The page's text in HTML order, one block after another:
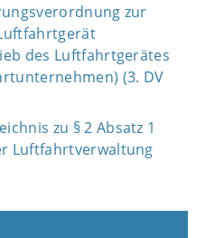
zur
des Luftfahrtgerätes
(3. DV
zu § 2 Absatz 1
Luftfahrtverwaltung